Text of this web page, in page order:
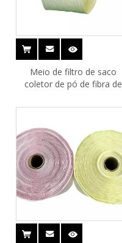
Meio de filtro de saco
coletor de pó de fibra de